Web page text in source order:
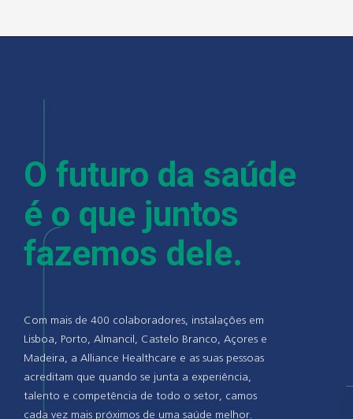
O futuro da saúde
é o que juntos
fazemos dele.
Com mais de 400 colaboradores, instalações em
Lisboa, Porto, Almancil, Castelo Branco, Açores e
Madeira, a Alliance Healthcare e as suas pessoas
acreditam que quando se junta a experiência,
talento e competência de todo o setor, camos
cada vez mais próximos de uma saúde melhor.